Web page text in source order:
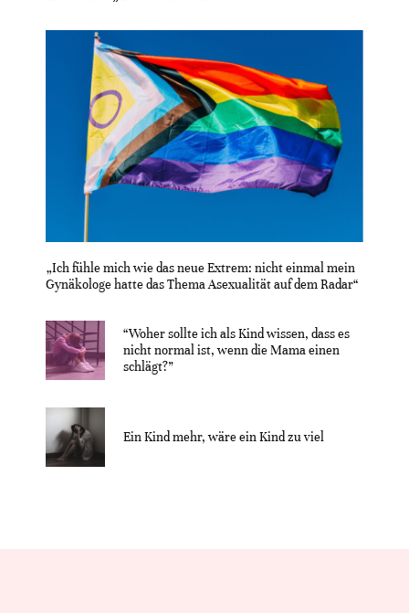
„Ich fühle mich wie das neue Extrem: nicht einmal mein
Gynäkologe hatte das Thema Asexualität auf dem Radar“
“Woher sollte ich als Kind wissen, dass es
nicht normal ist, wenn die Mama einen
schlägt?”
Ein Kind mehr, wäre ein Kind zu viel